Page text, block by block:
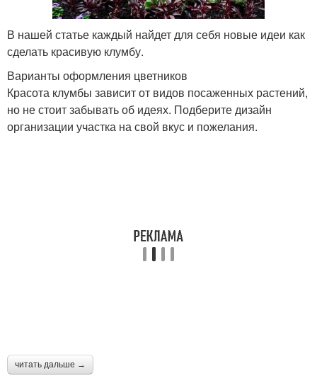
В нашей статье каждый найдет для себя новые идеи как
сделать красивую клумбу.
Варианты оформления цветников
Красота клумбы зависит от видов посаженных растений,
но не стоит забывать об идеях. Подберите дизайн
организации участка на свой вкус и пожелания.
читать дальше →